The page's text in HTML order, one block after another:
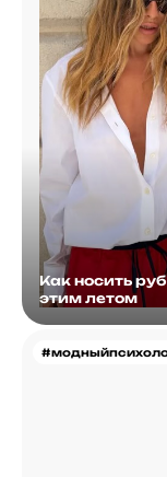
Как носить
этим летом